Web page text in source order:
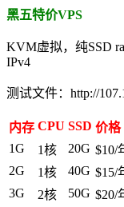
黑五特价VPS
KVM虚拟，纯SSD
IPv4
测试文件：http://
内存 CPU SSD 价格
1G
1核 20G $10/
2G
1核 40G $15/
3G
2核 50G $20/